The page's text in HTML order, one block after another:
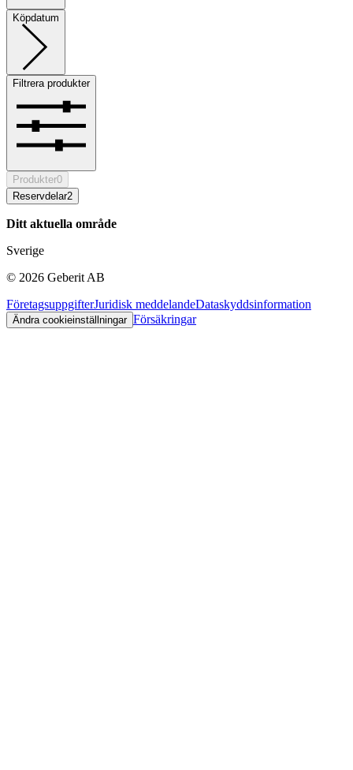
Köpdatum
Filtrera produkter
Produkter0
Reservdelar2
Ditt aktuella område
Sverige
© 2026 Geberit AB
FöretagsuppgifterJuridisk meddelandeDataskyddsinformation
Ändra cookieinställningar Försäkringar